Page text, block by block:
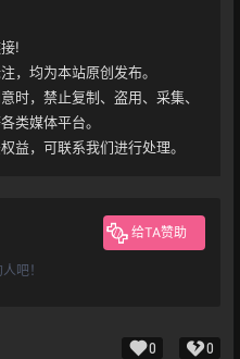
!
，均为本站原创发布。
时，禁止复制、盗用、采集、
类媒体平台。
益，可联系我们进行处理。
给TA赞助
吧！
0 0